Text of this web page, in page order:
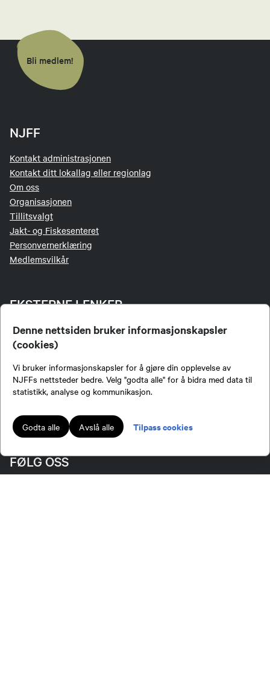
Denne nettsiden bruker informasjonskapsler
(cookies)
Vi bruker informasjonskapsler for å gjøre din opplevelse av
NJFFs nettsteder bedre. Velg "godta alle" for å bidra med data til
statistikk, analyse og kommunikasjon.
Godta alle Avslå alle Tilpass cookies
Send epost
Ann-Karin Smestad
Kvinnekontakt
99460463
Send epost
Bli medlem!
NJFF
Kontakt administrasjonen
Kontakt ditt lokallag eller regionlag
Om oss
Organisasjonen
Tillitsvalgt
Jakt- og Fiskesenteret
Personvernerklæring
Medlemsvilkår
EKSTERNE LENKER
Jakt & Fiske
Mine båter
NJFF-butikken
Login for redaktører
Digitalt aversjonsbevis
FØLG OSS